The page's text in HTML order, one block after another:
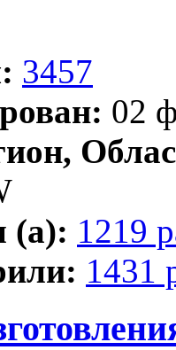
3457
02
(а): 1219
1431